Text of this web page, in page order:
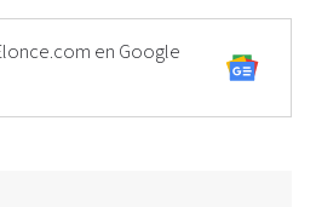
en Google